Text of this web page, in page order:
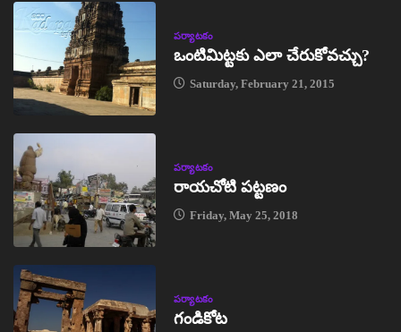
పర్యాటకం
ఒంటిమిట్టకు ఎలా చేరుకోవచ్చు?
Saturday, February 21, 2015
పర్యాటకం
రాయచోటి పట్టణం
Friday, May 25, 2018
పర్యాటకం
గండికోట